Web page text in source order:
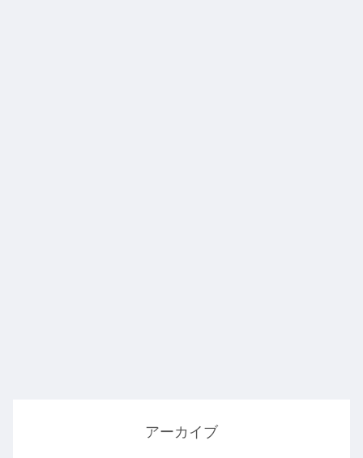
アーカイブ